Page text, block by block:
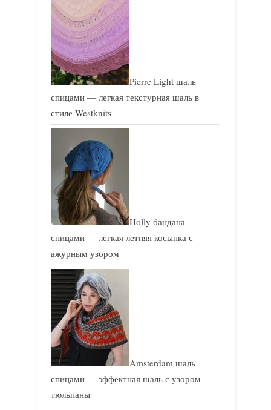
Pierre Light шаль
спицами — легкая текстурная шаль в
стиле Westknits
Holly бандана
спицами — легкая летняя косынка с
ажурным узором
Amsterdam шаль
спицами — эффектная шаль с узором
тюльпаны